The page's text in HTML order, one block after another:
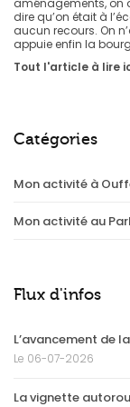
dire qu’on était à
aucun recours. On
appuie enfin la
Tout l'article à lire
Catégories
Mon activité à
Mon activité au
Flux d'infos
L’avancement de
Le 06-07-2026
La vignette